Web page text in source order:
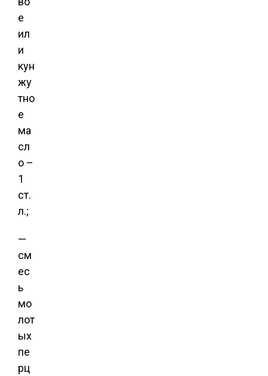
е
ил
и
кун
жу
тно
е
ма
сл
о –
1
ст.
л.;
—
см
ес
ь
мо
лот
ых
пе
рц